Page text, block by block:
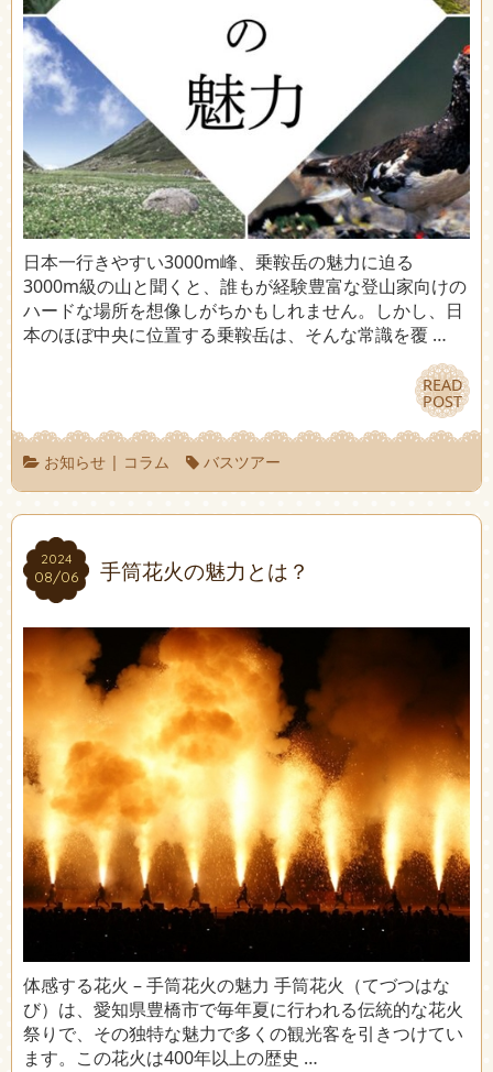
日本一行きやすい3000m峰、乗鞍岳の魅力に迫る
3000m級の山と聞くと、誰もが経験豊富な登山家向けの
ハードな場所を想像しがちかもしれません。しかし、日
本のほぼ中央に位置する乗鞍岳は、そんな常識を覆 …
READ
POST
READ
POST
お知らせ | コラム バスツアー
2024
08/06
2024
08/06 手筒花火の魅力とは？
体感する花火 – 手筒花火の魅力 手筒花火（てづつはな
び）は、愛知県豊橋市で毎年夏に行われる伝統的な花火
祭りで、その独特な魅力で多くの観光客を引きつけてい
ます。この花火は400年以上の歴史 …